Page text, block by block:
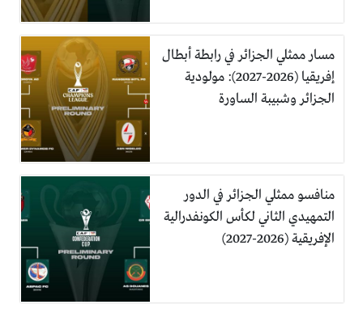
مسار ممثلي الجزائر في رابطة أبطال
إفريقيا (2026-2027): مولودية
الجزائر وشبيبة الساورة
منافسو ممثلي الجزائر في الدور
التمهيدي الثاني لكأس الكونفدرالية
الإفريقية (2026-2027)